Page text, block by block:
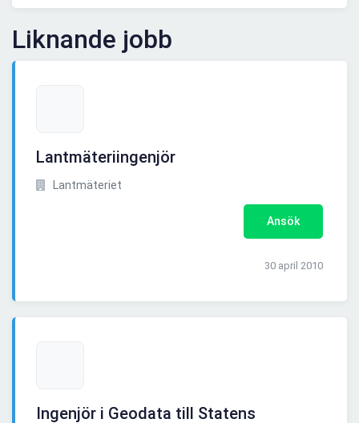
Liknande jobb
Lantmäteriingenjör
Lantmäteriet
Ansök
30 april 2010
Ingenjör i Geodata till Statens